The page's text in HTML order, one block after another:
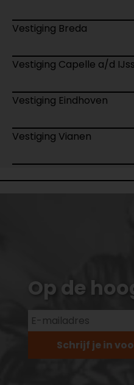
Vestiging Breda
Vestiging Capelle a/d
Vestiging Eindhoven
Vestiging Vianen
Op de
Schrijf je in